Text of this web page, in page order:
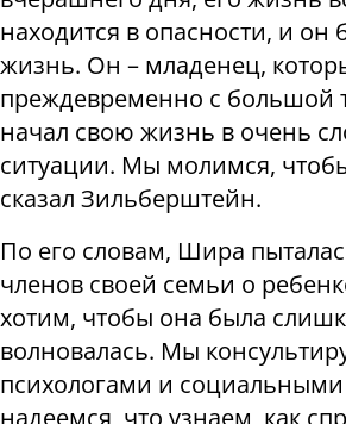
находится в опасности, и он
жизнь. Он – младенец,
преждевременно с большой
начал свою жизнь в очень
ситуации. Мы молимся,
сказал Зильберштейн.
По его словам, Шира
членов своей семьи о
хотим, чтобы она была
волновалась. Мы
психологами и